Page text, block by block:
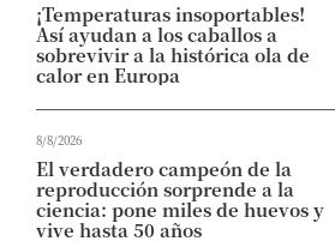
¡Temperaturas insoportables!
Así ayudan a los caballos a
sobrevivir a la histórica ola de
calor en Europa
8/8/2026
El verdadero campeón de la
reproducción sorprende a la
ciencia: pone miles de huevos y
vive hasta 50 años